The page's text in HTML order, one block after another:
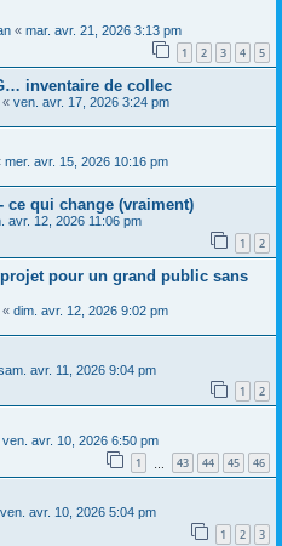
« mar. avr. 21, 2026 3:13 pm
1 2 3 4 5
inventaire de collec
« ven. avr. 17, 2026 3:24 pm
mer. avr. 15, 2026 10:16 pm
ce qui change (vraiment)
avr. 12, 2026 11:06 pm
1 2
pour un grand public sans
« dim. avr. 12, 2026 9:02 pm
avr. 11, 2026 9:04 pm
1 2
ven. avr. 10, 2026 6:50 pm
1 43 44 45 46
ven. avr. 10, 2026 5:04 pm
1 2 3